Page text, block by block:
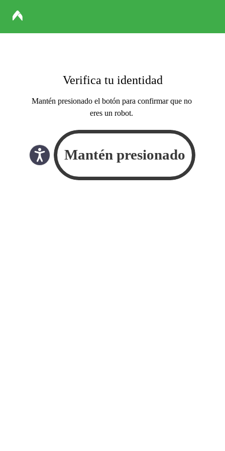
Verifica tu identidad
Mantén presionado el botón para confirmar que no
eres un robot.